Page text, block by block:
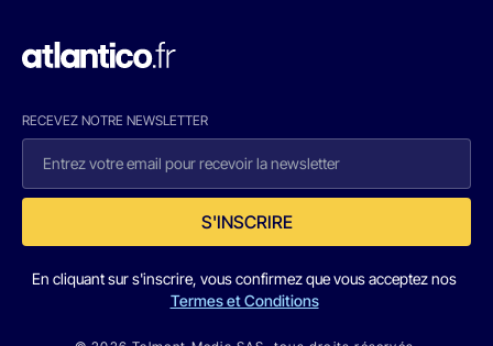
RECEVEZ NOTRE NEWSLETTER
S'INSCRIRE
En cliquant sur s'inscrire, vous confirmez que vous acceptez nos
Termes et Conditions